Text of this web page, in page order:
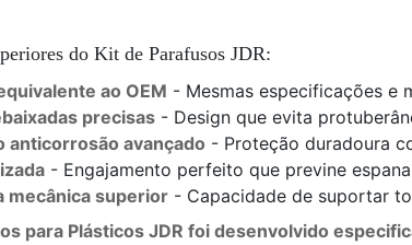
do Kit de Parafusos JDR:
ao OEM - Mesmas especificações e
precisas - Design que evita
anticorrosão avançado - Proteção duradoura
- Engajamento perfeito que previne
mecânica superior - Capacidade de suportar
para Plásticos JDR foi desenvolvido